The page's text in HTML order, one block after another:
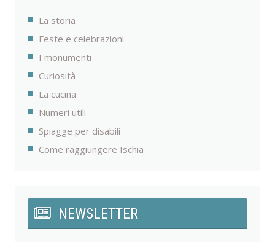
La storia
Feste e celebrazioni
I monumenti
Curiosità
La cucina
Numeri utili
Spiagge per disabili
Come raggiungere Ischia
NEWSLETTER